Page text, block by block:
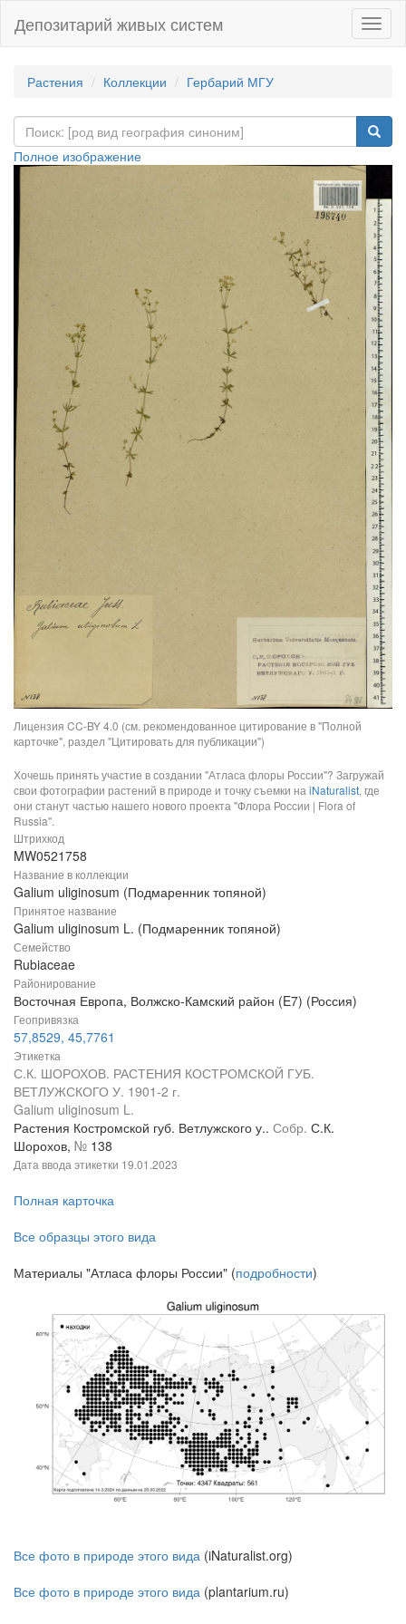
Депозитарий живых систем
Растения Коллекции Гербарий МГУ
Полное изображение
Лицензия CC-BY 4.0 (см. рекомендованное цитирование в "Полной
карточке", раздел "Цитировать для публикации")
Хочешь принять участие в создании "Атласа флоры России"? Загружай
свои фотографии растений в природе и точку съемки на iNaturalist, где
они станут частью нашего нового проекта "Флора России | Flora of
Russia".
Штрихкод
MW0521758
Название в коллекции
Galium uliginosum (Подмаренник топяной)
Принятое название
Galium uliginosum L. (Подмаренник топяной)
Семейство
Rubiaceae
Районирование
Восточная Европа, Волжско-Камский район (E7) (Россия)
Геопривязка
57,8529, 45,7761
Этикетка
С.К. ШОРОХОВ. РАСТЕНИЯ КОСТРОМСКОЙ ГУБ.
ВЕТЛУЖСКОГО У. 1901-2 г.
Galium uliginosum L.
Растения Костромской губ. Ветлужского у.. Собр. С.К.
Шорохов, № 138
Дата ввода этикетки 19.01.2023
Полная карточка
Все образцы этого вида
Материалы "Атласа флоры России" (подробности)
Все фото в природе этого вида (iNaturalist.org)
Все фото в природе этого вида (plantarium.ru)